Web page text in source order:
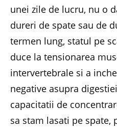
unei zile de lucru, nu o
dureri de spate sau de
termen lung, statul pe
duce la tensionarea
intervertebrale si a
negative asupra
capacitatii de
sa stam lasati pe spate,